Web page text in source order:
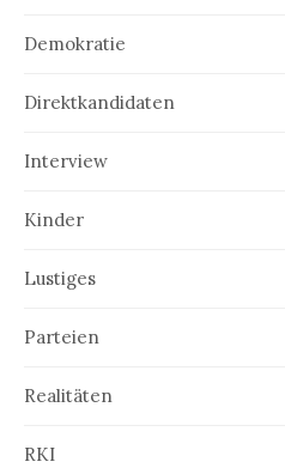
Demokratie
Direktkandidaten
Interview
Kinder
Lustiges
Parteien
Realitäten
RKI